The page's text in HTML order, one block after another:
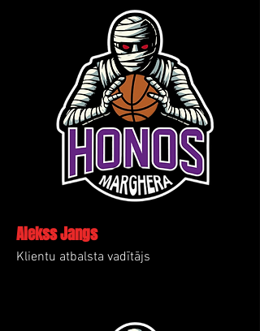
Alekss Jangs
Klientu atbalsta vadītājs